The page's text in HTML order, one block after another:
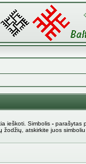
ieškoti. Simbolis - parašytas
žodžių, atskirkite juos